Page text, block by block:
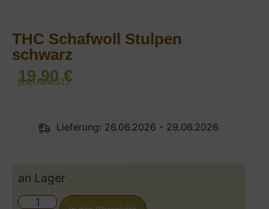
THC Schafwoll Stulpen
schwarz
19,90€
(inkl. MwSt.)
Lieferung: 26.06.2026 - 29.06.2026
an Lager